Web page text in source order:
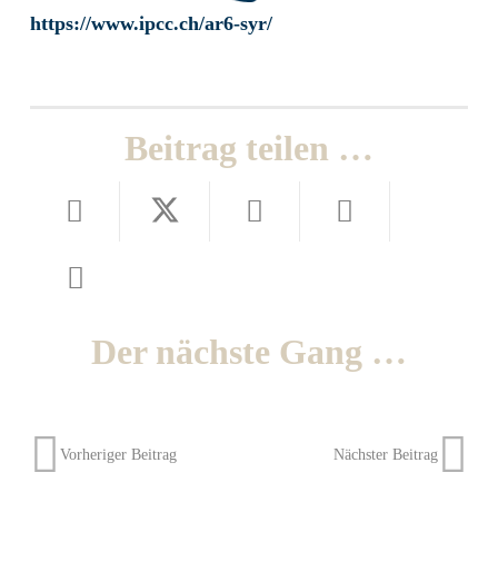
https://www.ipcc.ch/ar6-syr/
Beitrag teilen …
Der nächste Gang …
Vorheriger Beitrag Nächster Beitrag